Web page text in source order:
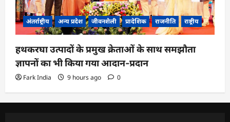
अंतर्राष्ट्रीय अन्य प्रदेश जीवनशैली प्रादेशिक राजनीति राष्ट्रीय
हथकरघा उत्पादों के प्रमुख क्रेताओं के साथ समझौता
ज्ञापनों का भी किया गया आदान-प्रदान
Fark India 9 hours ago 0